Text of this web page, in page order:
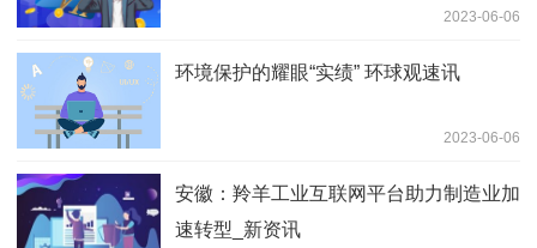
2023-06-06
环境保护的耀眼“实绩” 环球观速讯
2023-06-06
安徽：羚羊工业互联网平台助力制造业加
速转型_新资讯